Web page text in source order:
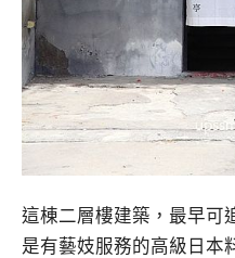
這棟二層樓建築，最早可
是有藝妓服務的高級日本